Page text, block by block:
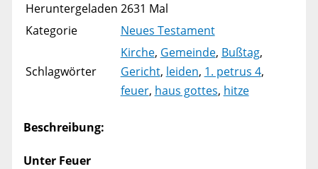
Heruntergeladen 2631 Mal
Kategorie
Neues Testament
Schlagwörter
Kirche, Gemeinde, Bußtag,
Gericht, leiden, 1. petrus 4,
feuer, haus gottes, hitze
Beschreibung:
Unter Feuer